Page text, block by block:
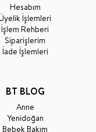
Hesabım
İşlemleri
İşlem Rehberi
Siparişlerim
İade İşlemleri
BT BLOG
Anne
Yenidoğan
Bebek Bakım